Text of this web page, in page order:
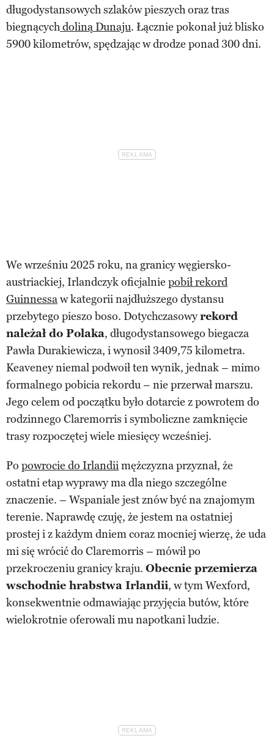
długodystansowych szlaków pieszych oraz tras
biegnącychdoliną Dunaju. Łącznie pokonał już blisko
5900 kilometrów, spędzając w drodze ponad 300 dni.
We wrześniu 2025 roku, na granicy węgiersko-
austriackiej, Irlandczyk oficjalnie pobił rekord
Guinnessaw kategorii najdłuższego dystansu
przebytego pieszo boso. Dotychczasowyrekord
należał do Polaka, długodystansowego biegacza
Pawła Durakiewicza, i wynosił 3409,75 kilometra.
Keaveney niemal podwoił ten wynik, jednak – mimo
formalnego pobicia rekordu – nie przerwał marszu.
Jego celem od początku było dotarcie z powrotem do
rodzinnego Claremorris i symboliczne zamknięcie
trasy rozpoczętej wiele miesięcy wcześniej.
Po powrocie do Irlandiimężczyzna przyznał, że
ostatni etap wyprawy ma dla niego szczególne
znaczenie. – Wspaniale jest znów być na znajomym
terenie. Naprawdę czuję, że jestem na ostatniej
prostej i z każdym dniem coraz mocniej wierzę, że uda
mi się wrócić do Claremorris – mówił po
przekroczeniu granicy kraju. Obecnie przemierza
wschodnie hrabstwa Irlandii, w tym Wexford,
konsekwentnie odmawiając przyjęcia butów, które
wielokrotnie oferowali mu napotkani ludzie.